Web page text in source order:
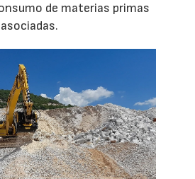
de materias primas